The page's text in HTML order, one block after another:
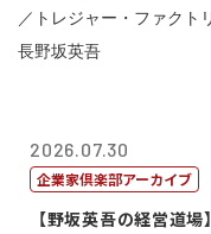
2026.07.30
企業家倶楽部アーカイブ
【野坂英吾の経営道場】